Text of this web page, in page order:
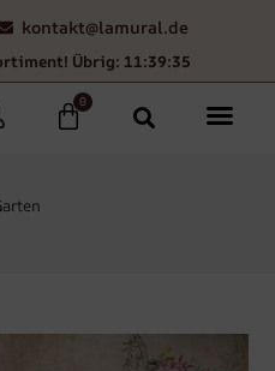
kontakt@lamural.de
Übrig: 11:39:34
0